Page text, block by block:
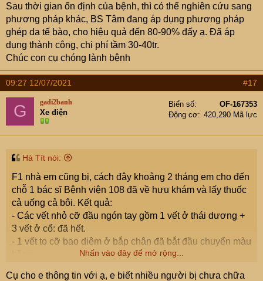
Sau thời gian ổn định của bệnh, thì có thể nghiên cứu sang
phương pháp khác, BS Tâm đang áp dụng phương pháp
ghép da tế bào, cho hiệu quả đến 80-90% đấy ạ. Đã áp
dụng thành công, chi phí tầm 30-40tr.
Chúc con cụ chóng lành bệnh
09:27 12/07/2021 #17
G gadi2banh
Xe điện
Biển số
OF-167353
Động cơ
420,290 Mã lực
Hà Tít nói:
F1 nhà em cũng bị, cách đây khoảng 2 tháng em cho đến
chỗ 1 bác sĩ Bệnh viện 108 đã về hưu khám và lấy thuốc
cả uống cả bôi. Kết quả:
- Các vết nhỏ cỡ đầu ngón tay gồm 1 vết ở thái dương +
3 vết ở cổ: đã hết.
- 1 vết to cỡ bao diêm ở bắp chân đã bắt đầu chuyển màu
Nhấn vào đây để mở rộng...
Cụ cho e thông tin với ạ, e biết nhiều người bị chưa chữa